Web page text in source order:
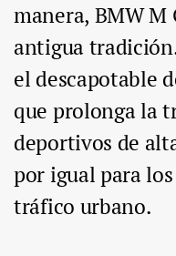
manera, BMW
antigua
el descapotable
que prolonga la
deportivos de
por igual para
tráfico urbano.